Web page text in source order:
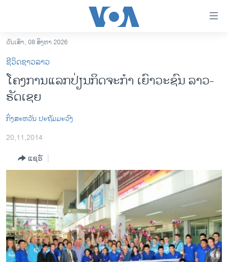
ເຂົ້າ
ຫາ
ຂ້າມ
ຂ້າມ
ຂ້າມ
ຫາ
ຊອກ
ຄົ້ນ
ລາວ
ອາເມຣິກາ
ຂ່າວ​ຈີນ
ໂລກ
ເອເຊຍ
ອິດສະຫຼະພາບດ້ານການຂ່າວ
ຊີວິດຊາວລາວ
ຊຸມຊົນຊາວລາວ
ວິທະຍາສາດ-ເທັກໂນໂລຈີ
ທຸລະກິດ
ວັນເສົາ, 08 ສິງຫາ 2026
ຊີວິດຊາວລາວ
ໂຄງການແລກປ່ຽນກິດຈະກຳ ເຍົາວະຊົນ ລາວ-
ຣັດເຊຍ
ກິ່ງສະຫວັນ ປະຖັມມະວົງ
20,11,2014
ແຊຣ໌